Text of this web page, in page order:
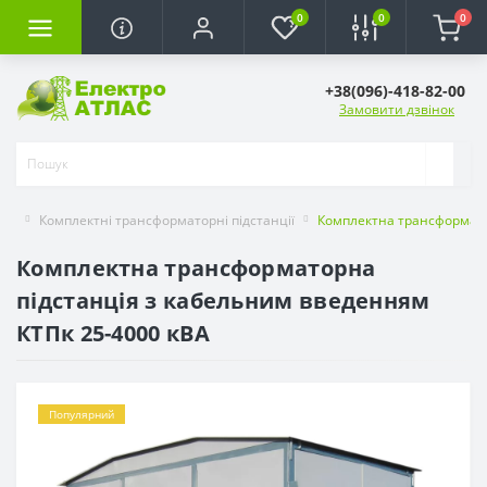
0 0 0
+38(096)-418-82-00
Замовити дзвінок
Комплектні трансформаторні підстанції Комплектна
Комплектна трансформаторна
підстанція з кабельним введенням
КТПк 25-4000 кВА
Популярний